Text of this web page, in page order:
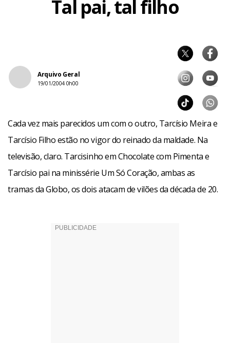
para a TV Globo. “Devemos estar onde é melhor para nós.
Facebook
WhatsApp
LinkedIn Telegram
Share
Filho diz que o fato de os dois personagens serem maus e
tons dos trabalhos são muito diferentes, e o fato de a
gente ser parecido é apenas uma condição genética”.
Tal pai, tal filho
Arquivo Geral
19/01/2004 0h00
Cada vez mais parecidos um com o outro, Tarcísio Meira e
Tarcísio Filho estão no vigor do reinado da maldade. Na
televisão, claro. Tarcisinho em Chocolate com Pimenta e
Tarcísio pai na minissérie Um Só Coração, ambas as
tramas da Globo, os dois atacam de vilões da década de 20.